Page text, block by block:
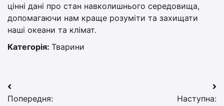
цінні дані про стан навколишнього середовища,
допомагаючи нам краще розуміти та захищати
наші океани та клімат.
Категорія: Тварини
Навігація
Попередня:
Наступна: